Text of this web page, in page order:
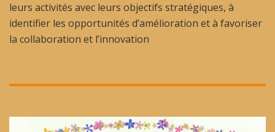
leurs activités avec leurs objectifs stratégiques, à
identifier les opportunités d’amélioration et à favoriser
la collaboration et l’innovation